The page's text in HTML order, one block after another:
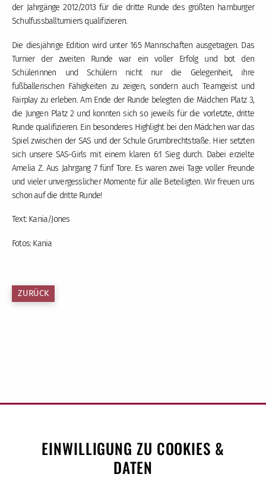
EINWILLIGUNG ZU COOKIES &
DATEN
der Jahrgänge 2012/2013 für die dritte Runde des größten hamburger
Schulfussballturniers qualifizieren.
Die diesjährige Edition wird unter 165 Mannschaften ausgetragen. Das
Turnier der zweiten Runde war ein voller Erfolg und bot den
Schülerinnen und Schülern nicht nur die Gelegenheit, ihre
fußballerischen Fähigkeiten zu zeigen, sondern auch Teamgeist und
Fairplay zu erleben. Am Ende der Runde belegten die Mädchen Platz 3,
die Jungen Platz 2 und konnten sich so jeweils für die vorletzte, dritte
Runde qualifizieren. Ein besonderes Highlight bei den Mädchen war das
Spiel zwischen der SAS und der Schule Grumbrechtstraße. Hier setzten
sich unsere SAS-Girls mit einem klaren 6:1 Sieg durch. Dabei erzielte
Amelia Z. Aus Jahrgang 7 fünf Tore. Es waren zwei Tage voller Freunde
und vieler unvergesslicher Momente für alle Beteiligten. Wir freuen uns
schon auf die dritte Runde!
Text: Kania/Jones
Fotos: Kania
ZURÜCK